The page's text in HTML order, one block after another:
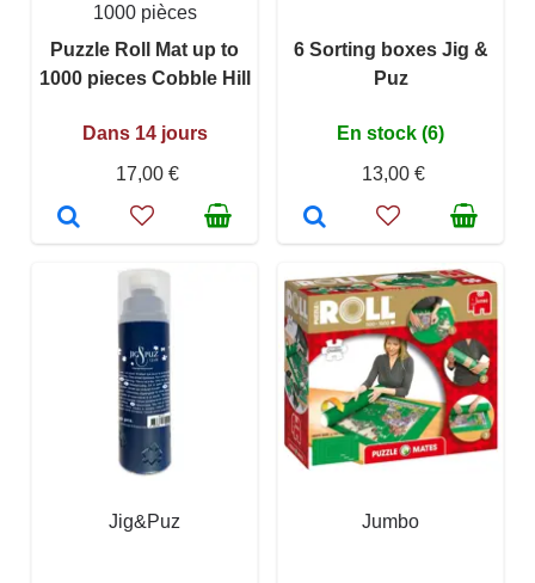
1000 pièces
Puzzle Roll Mat up to
1000 pieces Cobble Hill
Dans 14 jours
17,00 €
6 Sorting boxes Jig &
Puz
En stock (6)
13,00 €
Jig&Puz Jumbo